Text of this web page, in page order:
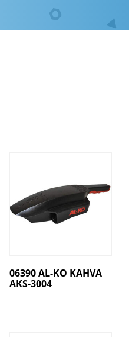
06390 AL-KO KAHVA
AKS-3004